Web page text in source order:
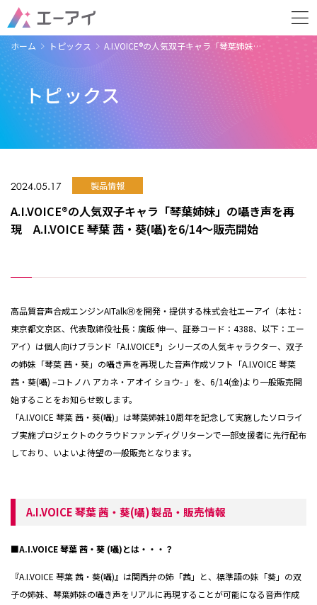
ホーム トピックス A.I.VOICE®の人気双子キャラ「琴葉姉妹…
トピックス
2024.05.17 製品情報
A.I.VOICE®の人気双子キャラ「琴葉姉妹」の囁き声を再
現 A.I.VOICE 琴葉 茜・葵(囁)を6/14～販売開始
高品質音声合成エンジンAITalkⓇを開発・提供する株式会社エーアイ（本社：
東京都文京区、代表取締役社長：廣飯 伸一、証券コード：4388、以下：エー
アイ）は個人向けブランド「A.I.VOICE®」シリーズの人気キャラクター、双子
の姉妹「琴葉 茜・葵」の囁き声を再現した音声作成ソフト「A.I.VOICE 琴葉
茜・葵(囁) –コトノハ アカネ・アオイ ショウ- 」を、6/14(金)より一般販売開
始することをお知らせ致します。
「A.I.VOICE 琴葉 茜・葵(囁)」は琴葉姉妹10周年を記念して実施したソロライ
ブ実施プロジェクトのクラウドファンディグリターンで一部支援者に先行配布
しており、いよいよ待望の一般販売となります。
A.I.VOICE 琴葉 茜・葵(囁) 製品・販売情報
■A.I.VOICE 琴葉 茜・葵 (囁)とは・・・？
『A.I.VOICE 琴葉 茜・葵(囁)』は関西弁の姉「茜」と、標準語の妹「葵」の双
子の姉妹、琴葉姉妹の囁き声をリアルに再現することが可能になる音声作成